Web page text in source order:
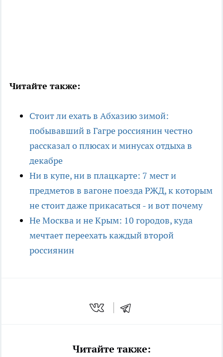
Читайте также:
Стоит ли ехать в Абхазию зимой:
побывавший в Гагре россиянин честно
рассказал о плюсах и минусах отдыха в
декабре
Ни в купе, ни в плацкарте: 7 мест и
предметов в вагоне поезда РЖД, к которым
не стоит даже прикасаться - и вот почему
Не Москва и не Крым: 10 городов, куда
мечтает переехать каждый второй
россиянин
Читайте также: